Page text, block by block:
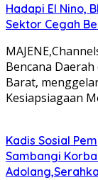
Hadapi El Nino,
Sektor Cegah
Bencana
Barat,
Kesiapsiagaan
Kadis Sosial
Sambangi